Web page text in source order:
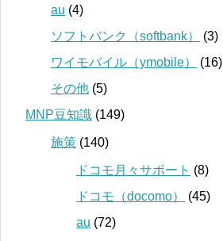
au (4)
ソフトバンク（softbank）
(3)
ワイモバイル（ymobile）
(16)
その他 (5)
MNP豆知識 (149)
施策 (140)
ドコモ月々サポート (8)
ドコモ（docomo）
(45)
au (72)